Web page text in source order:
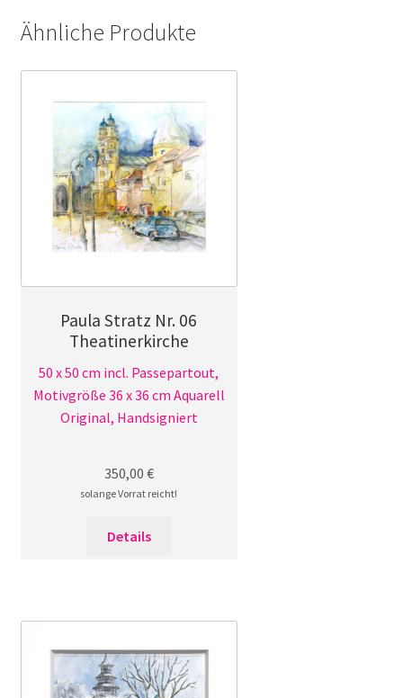
Ähnliche Produkte
Paula Stratz Nr. 06
Theatinerkirche
50 x 50 cm incl. Passepartout,
Motivgröße 36 x 36 cm Aquarell
Original, Handsigniert
350,00 €
solange Vorrat reicht!
Details